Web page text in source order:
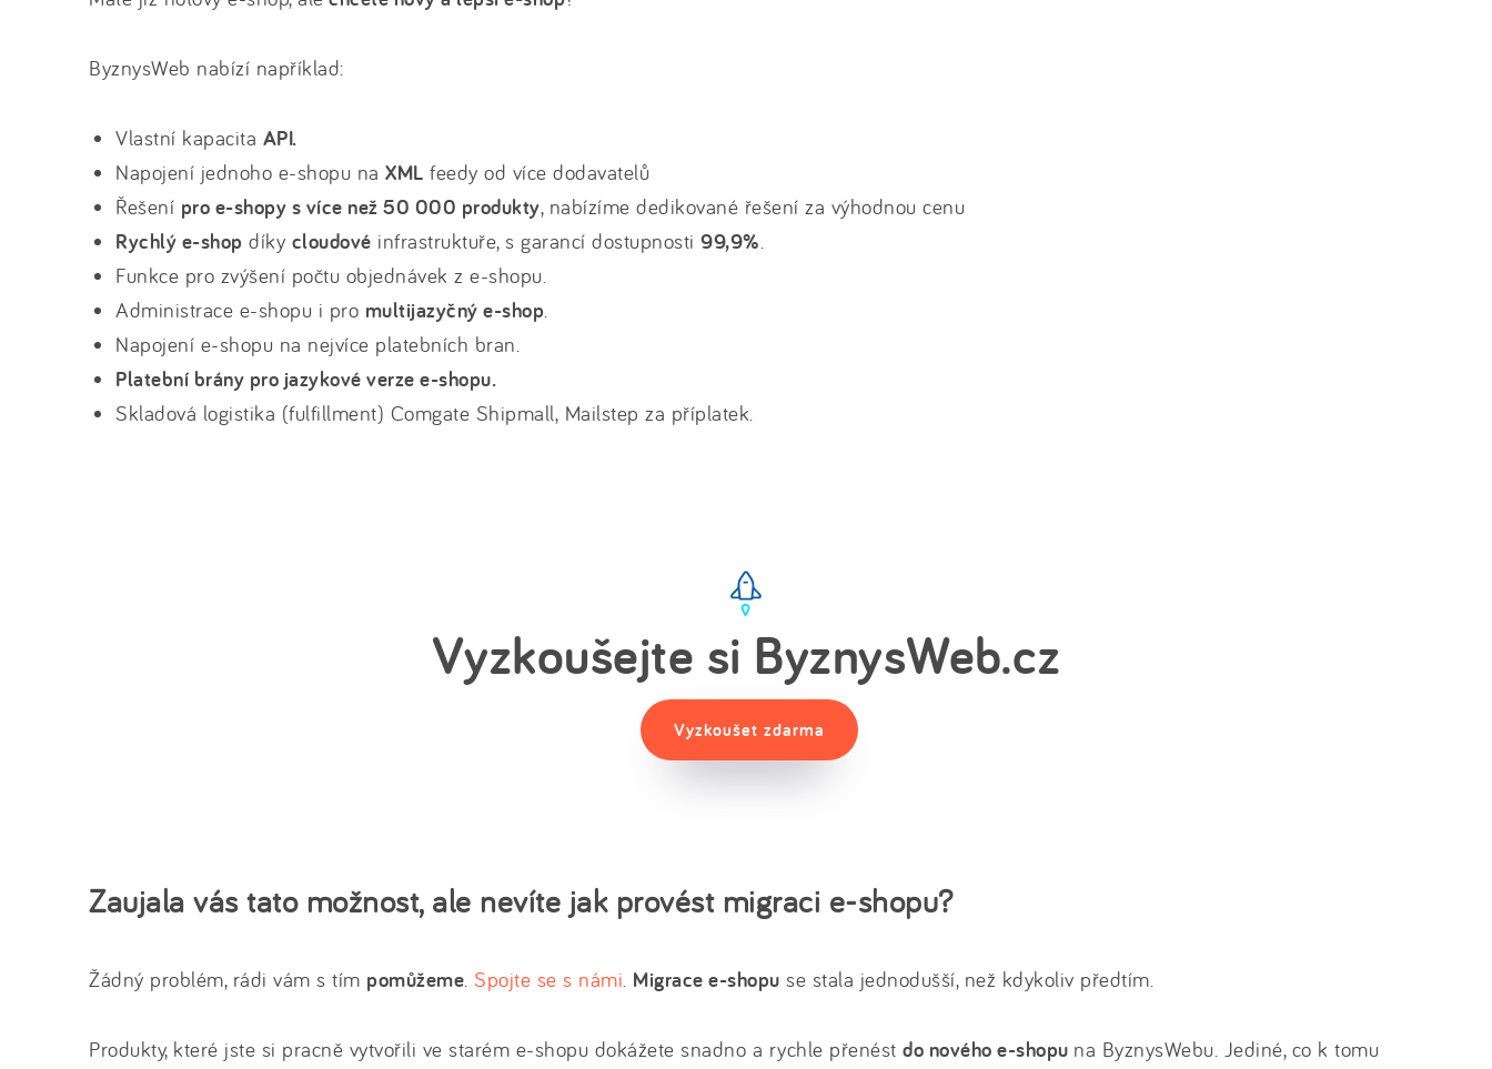
ByznysWeb nabízí například:
Vlastní kapacita API.
Napojení jednoho e-shopu naXML feedy od více dodavatelů
Řešení pro e-shopy s více než 50 000 produkty, nabízíme dedikované řešení za výhodnou cenu
Rychlý e-shop díky cloudové infrastruktuře, s garancí dostupnosti99,9%.
Funkce pro zvýšení počtu objednávek z e-shopu.
Administrace e-shopu i pro multijazyčný e-shop.
Napojení e-shopu na nejvíce platebních bran.
Platební brány pro jazykové verze e-shopu.
Skladová logistika (fulfillment) Comgate Shipmall, Mailstep za příplatek.
Vyzkoušejte si ByznysWeb.cz
Vyzkoušet zdarma
Zaujala vás tato možnost, ale nevíte jak provést migraci e-shopu?
Žádný problém, rádi vám s tím pomůžeme.Spojte se s námi. Migrace e-shopu se stala jednodušší, než kdykoliv předtím.
Produkty, které jste si pracně vytvořili ve starém e-shopu dokážete snadno a rychle přenéstdo nového e-shopu na ByznysWebu. Jediné, co k tomu